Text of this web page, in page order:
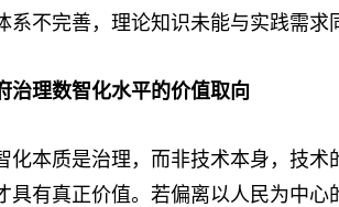
系不完善，理论知识未能与实践需求
治理数智化水平的价值取向
本质是治理，而非技术本身，技术
具有真正价值。若偏离以人民为中